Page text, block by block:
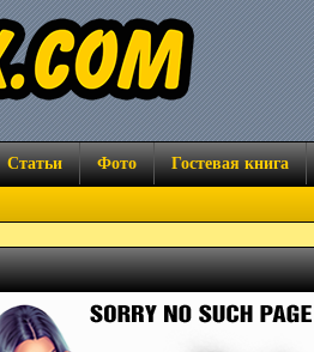
Статьи Фото Гостевая книга